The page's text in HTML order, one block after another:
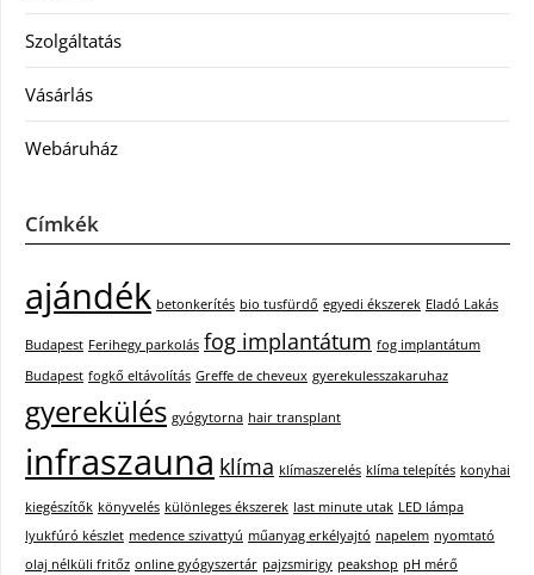
Szolgáltatás
Vásárlás
Webáruház
Címkék
ajándék betonkerítés bio tusfürdő egyedi ékszerek Eladó Lakás
Budapest Ferihegy parkolás fog implantátum fog implantátum
Budapest fogkő eltávolítás Greffe de cheveux gyerekulesszakaruhaz
gyerekülés gyógytorna hair transplant
infraszauna klíma klímaszerelés klíma telepítés konyhai
kiegészítők könyvelés különleges ékszerek last minute utak LED lámpa
lyukfúró készlet medence szivattyú műanyag erkélyajtó napelem nyomtató
olaj nélküli fritőz online gyógyszertár pajzsmirigy peakshop pH mérő